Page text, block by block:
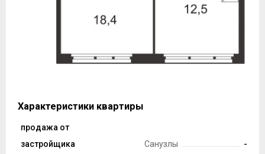
Характеристики квартиры
Тип сделки
продажа от
застройщика
Санузлы
-